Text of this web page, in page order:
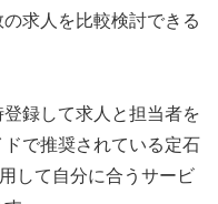
求人を比較検討できる
録して求人と担当者を
で推奨されている定石
して自分に合うサービ